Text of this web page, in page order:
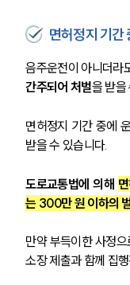
면허정지 기간
음주운전이 아니더라
간주되어 처벌을 받을
면허정지 기간 중에
받을 수 있습니다.
도로교통법에 의해
는 300만 원 이하의
만약 부득이한 사정
소장 제출과 함께 집